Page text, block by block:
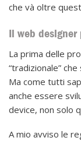
che và oltre
Il web designer
La prima delle
“tradizionale”
Ma come tutti
anche essere
device, non solo
A mio avviso le